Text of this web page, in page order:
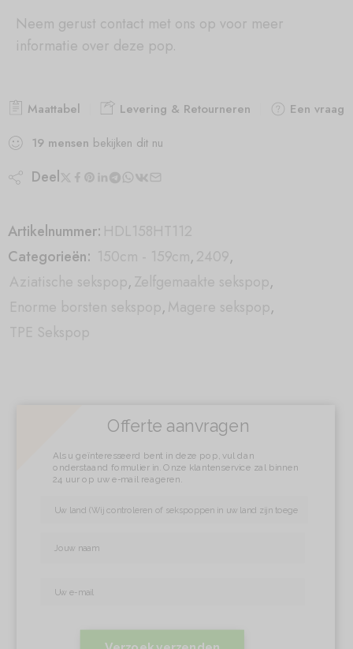
Neem gerust contact met ons op voor meer
informatie over deze pop.
Maattabel Levering & Retourneren
Een vraag
19 mensen bekijken dit nu
Deel
Artikelnummer: HDL158HT112
Categorieën: 150cm - 159cm,2409,
Aziatische sekspop,Zelfgemaakte sekspop,
Enorme borsten sekspop,Magere sekspop,
TPE Sekspop
Offerte aanvragen
Als u geïnteresseerd bent in deze pop, vul dan
onderstaand formulier in. Onze klantenservice zal binnen
24 uur op uw e-mail reageren.